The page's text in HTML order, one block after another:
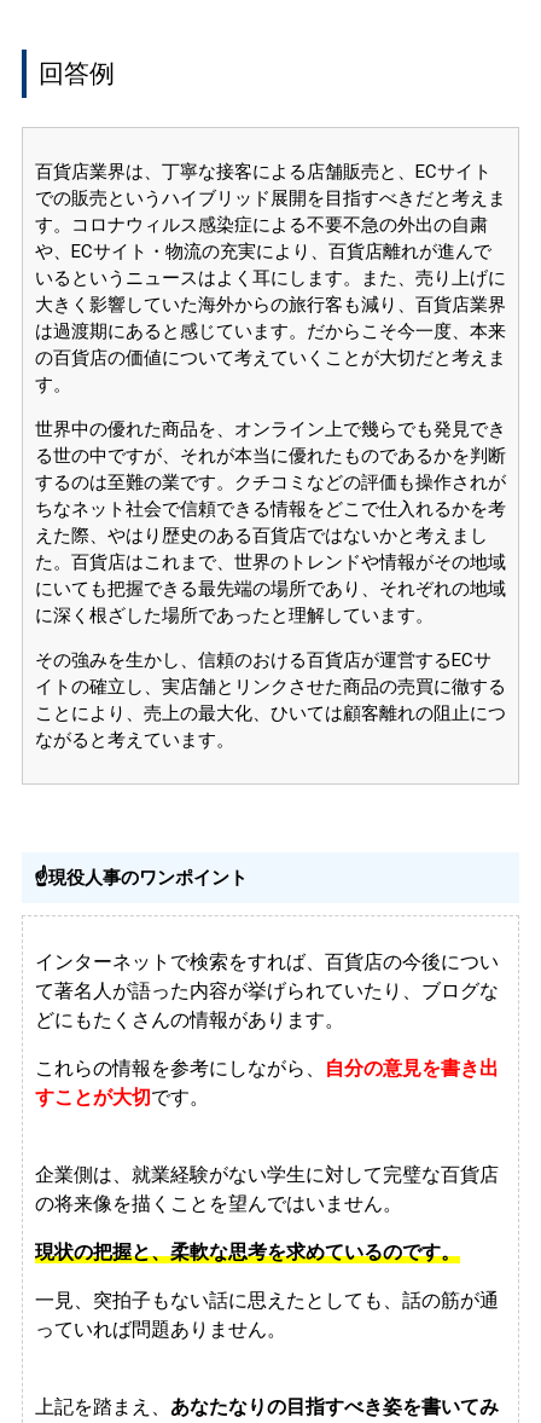
回答例
百貨店業界は、丁寧な接客による店舗販売と、ECサイト
での販売というハイブリッド展開を目指すべきだと考えま
す。コロナウィルス感染症による不要不急の外出の自粛
や、ECサイト・物流の充実により、百貨店離れが進んで
いるというニュースはよく耳にします。また、売り上げに
大きく影響していた海外からの旅行客も減り、百貨店業界
は過渡期にあると感じています。だからこそ今一度、本来
の百貨店の価値について考えていくことが大切だと考えま
す。
世界中の優れた商品を、オンライン上で幾らでも発見でき
る世の中ですが、それが本当に優れたものであるかを判断
するのは至難の業です。クチコミなどの評価も操作されが
ちなネット社会で信頼できる情報をどこで仕入れるかを考
えた際、やはり歴史のある百貨店ではないかと考えまし
た。百貨店はこれまで、世界のトレンドや情報がその地域
にいても把握できる最先端の場所であり、それぞれの地域
に深く根ざした場所であったと理解しています。
その強みを生かし、信頼のおける百貨店が運営するECサ
イトの確立し、実店舗とリンクさせた商品の売買に徹する
ことにより、売上の最大化、ひいては顧客離れの阻止につ
ながると考えています。
☝️現役人事のワンポイント
インターネットで検索をすれば、百貨店の今後につい
て著名人が語った内容が挙げられていたり、ブログな
どにもたくさんの情報があります。
これらの情報を参考にしながら、
自分の意見を書き出
すことが大切です。
企業側は、就業経験がない学生に対して完璧な百貨店
の将来像を描くことを望んではいません。
現状の把握と、柔軟な思考を求めているのです。
一見、突拍子もない話に思えたとしても、話の筋が通
っていれば問題ありません。
上記を踏まえ、 あなたなりの目指すべき姿を書いてみ